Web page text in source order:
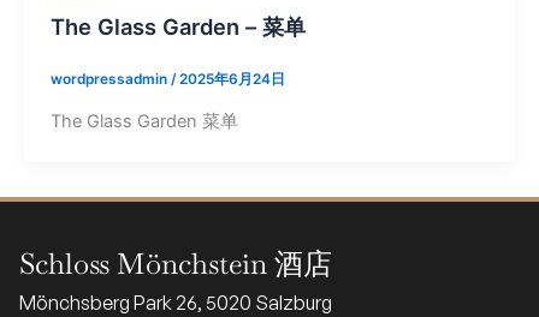
The Glass Garden – 菜单
wordpressadmin /2025年6月24日
The Glass Garden 菜单
Schloss Mönchstein 酒店
Mönchsberg Park 26, 5020 Salzburg